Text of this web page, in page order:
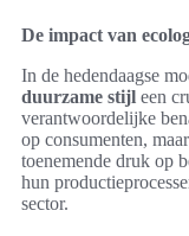
De impact van
In de hedendaagse
duurzame stijl een
verantwoordelijke
op consumenten,
toenemende druk op
hun
sector.